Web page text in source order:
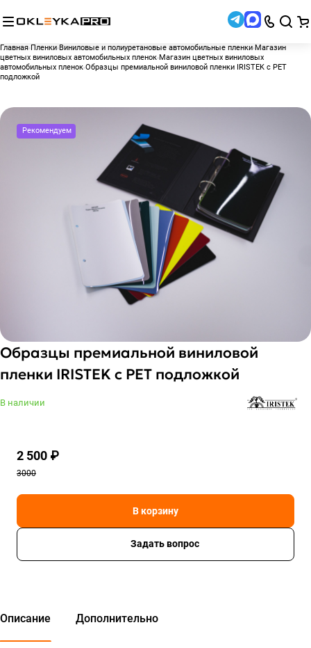
Главная Пленки Виниловые и полиуретановые автомобильные пленки Магазин
цветных виниловых автомобильных пленок Магазин цветных виниловых
автомобильных пленок Образцы премиальной виниловой пленки IRISTEK с PET
подложкой
Рекомендуем
Образцы премиальной виниловой
пленки IRISTEK с PET подложкой
В наличии
2 500 ₽
3000
В корзину
Задать вопрос
Описание Дополнительно